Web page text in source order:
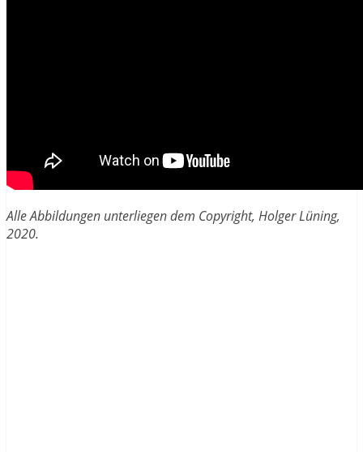
Alle Abbildungen unterliegen dem Copyright, Holger Lüning,
2020.